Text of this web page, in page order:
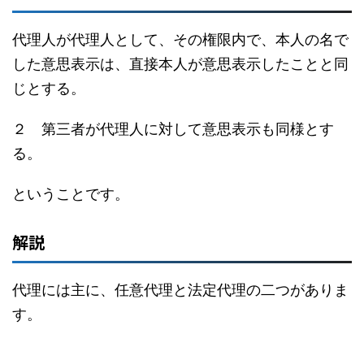
代理人が代理人として、その権限内で、本人の名で
した意思表示は、直接本人が意思表示したことと同
じとする。
２ 第三者が代理人に対して意思表示も同様とす
る。
ということです。
解説
代理には主に、任意代理と法定代理の二つがありま
す。